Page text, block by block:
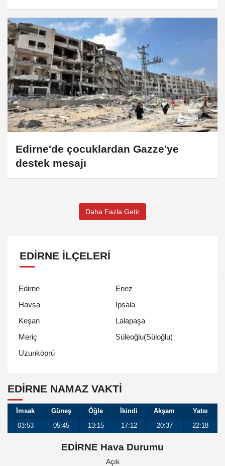
Edirne'de çocuklardan Gazze'ye
destek mesajı
Daha Fazla Getir
EDIRNE İLÇELERI
Edirne
Enez
Havsa
İpsala
Keşan
Lalapaşa
Meriç
Süleoğlu(Süloğlu)
Uzunköprü
EDIRNE NAMAZ VAKTİ
İmsak Güneş Öğle İkindi Akşam
Yatsı
03:53
05:45 13:15 17:12 20:37 22:18
EDİRNE Hava Durumu
Açık